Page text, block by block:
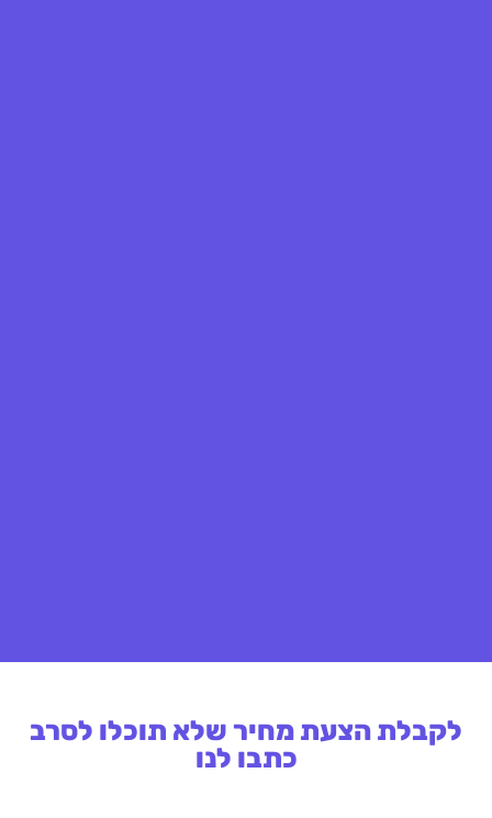
לקבלת הצעת מחיר שלא תוכלו לסרב
כתבו לנו